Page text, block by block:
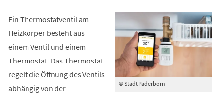
© Stadt Paderborn
Ein Thermostatventil am
Heizkörper besteht aus
einem Ventil und einem
Thermostat. Das Thermostat
regelt die Öffnung des Ventils
abhängig von der